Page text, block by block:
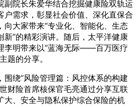
副院长朱爱华结合挖掘健康险双轨运
户需求，彰显社会价值、深化直保合
向大家带来“专业化、智能化、生态
新”的精彩演讲。随后，太平洋健康
李明带来以“蓝海无际——百万医疗
题的分享。
围绕“风险管理篇：风控体系的构建
财险首席核保官毛亮通过分享互联
大、安全与隐私保护综合保险的机